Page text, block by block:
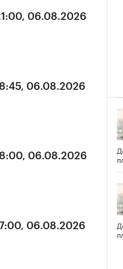
06.08.2026
06.08.2026
06.08.2026
06.08.2026